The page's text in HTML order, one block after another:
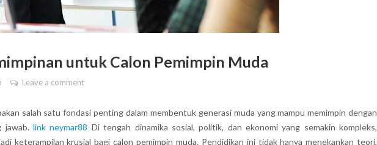
untuk Calon Pemimpin Muda
Leave a comment
salah satu fondasi penting dalam membentuk generasi muda yang mampu memimpin dengan
jawab. link neymar88 Di tengah dinamika sosial, politik, dan ekonomi yang semakin kompleks,
keterampilan krusial bagi calon pemimpin muda. Pendidikan ini tidak hanya menekankan teori,